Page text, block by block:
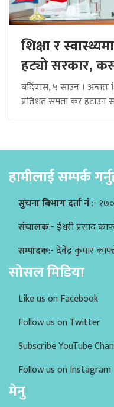
शिक्षा र
हट्यो सरकार,
बर्दिवास, ५ साउन । अन्ततः
प्रतिशत समता कर हटाउन
हामीलाई सम्पर्क
सुचना बिभाग दर्ता नं:-
संचालक:- ईश्वरी प्रसाद
सम्पादक:- देवेंद्र कुमार
सोसल मिडिया
Like us on Facebook
Follow us on Twitter
Subscribe YouTube
Follow us on Instagram
मेनु